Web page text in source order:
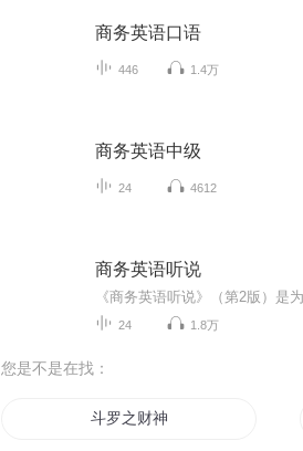
商务英语口语
446 1.4万
商务英语中级
24 4612
商务英语听说
24 1.8万
您是不是在找：
斗罗之财神斗罗